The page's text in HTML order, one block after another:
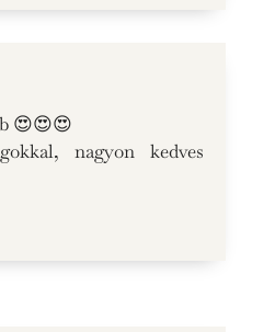
😍😍😍
nagyon kedves